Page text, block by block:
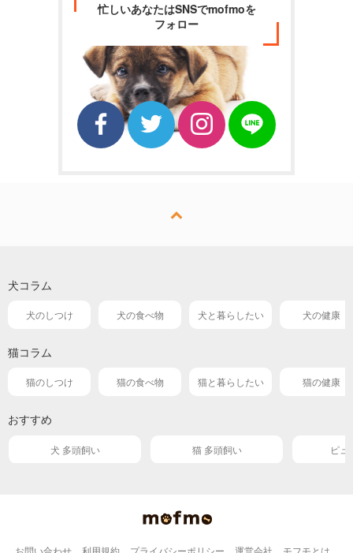
忙しいあなたはSNSでmofmoを
フォロー
犬コラム
犬のしつけ 犬の食べ物 犬と暮らしたい 犬の健康
猫コラム
猫のしつけ 猫の食べ物 猫と暮らしたい 猫の健康
おすすめ
犬 多頭飼い 猫 多頭飼い ピュ
お問い合わせ 利用規約 プライバシーポリシー 運営会社 モフモとは